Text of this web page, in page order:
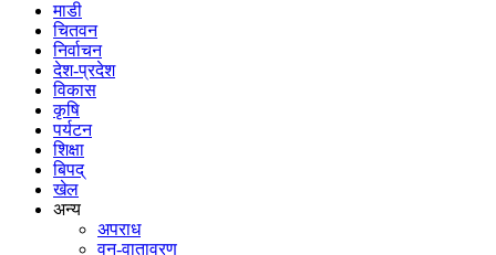
माडी
चितवन
निर्वाचन
देश-प्रदेश
विकास
कृषि
पर्यटन
शिक्षा
बिपद्
खेल
अन्य
अपराध
वन-वातावरण